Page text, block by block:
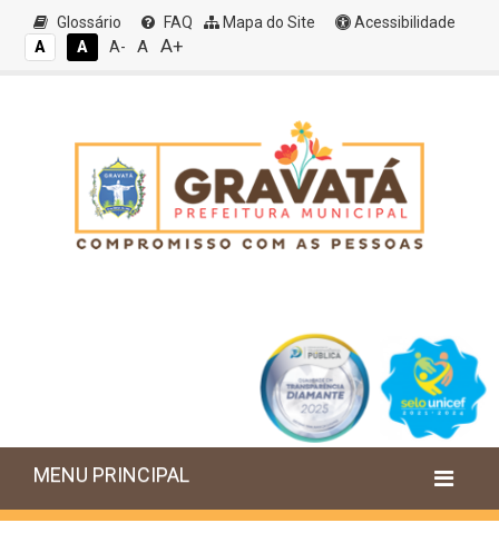
Glossário FAQ Mapa do Site
Acessibilidade
A
A A- A A+
MENU PRINCIPAL